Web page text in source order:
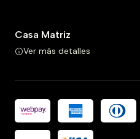
Casa Matriz
Ver más detalles